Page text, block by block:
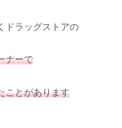
ドラッグストアの
ナーで
ことがあります